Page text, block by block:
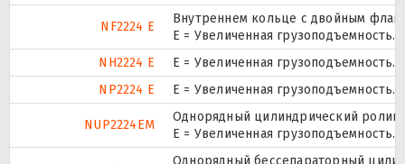
NF2224 E
Внутреннем кольце с двойным
Е = Увеличенная грузоподъемность.
NH2224 E
Е = Увеличенная грузоподъемность.
NP2224 E
Е = Увеличенная грузоподъемность.
NUP2224EM
Однорядный цилиндрический
E = Увеличенная
Однорядный бессепараторный